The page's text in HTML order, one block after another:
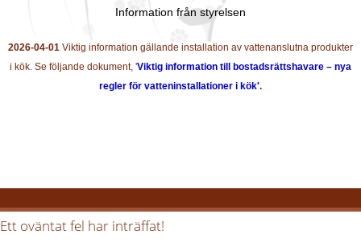
Information från styrelsen
2026-04-01 Viktig information gällande installation av vattenanslutna produkter
i kök. Se följande dokument, 'Viktig information till bostadsrättshavare – nya
regler för vatteninstallationer i kök'.
Ett oväntat fel har inträffat!